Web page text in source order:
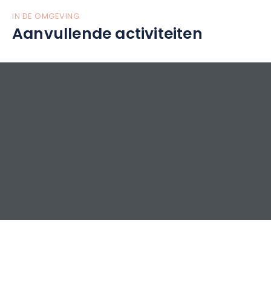
IN DE OMGEVING
Aanvullende activiteiten